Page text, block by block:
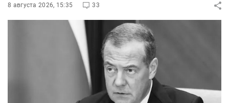
8 августа 2026, 15:35 33